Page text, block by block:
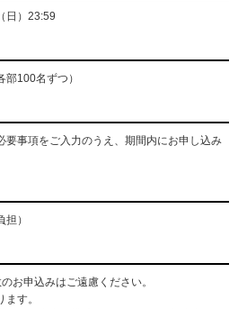
日）23:59
100名ずつ）
要事項をご入力のうえ、期間内にお申し込み
）
お申込みはご遠慮ください。
す。